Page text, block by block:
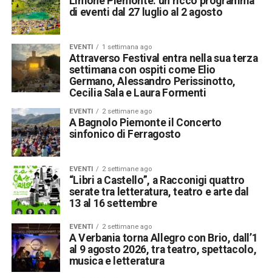
di eventi dal 27 luglio al 2 agosto
EVENTI 1 settimana ago
Attraverso Festival entra nella sua terza
settimana con ospiti come Elio
Germano, Alessandro Perissinotto,
Cecilia Sala e Laura Formenti
EVENTI 2 settimane ago
A Bagnolo Piemonte il Concerto
sinfonico di Ferragosto
EVENTI 2 settimane ago
“Libri a Castello”, a Racconigi quattro
serate tra letteratura, teatro e arte dal
13 al 16 settembre
EVENTI 2 settimane ago
A Verbania torna Allegro con Brio, dall’1
al 9 agosto 2026, tra teatro, spettacolo,
musica e letteratura